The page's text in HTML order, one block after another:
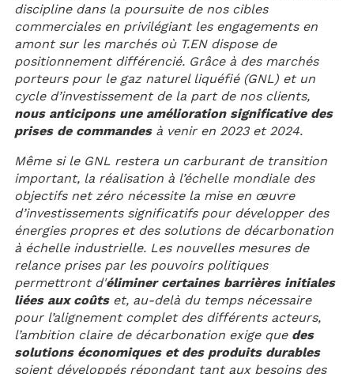
discipline dans la poursuite de nos cibles
commerciales en privilégiant les engagements en
amont sur les marchés où T.EN dispose de
positionnement différencié. Grâce à des marchés
porteurs pour le gaz naturel liquéfié (GNL) et un
cycle d’investissement de la part de nos clients,
nous anticipons une amélioration significative des
prises de commandesà venir en 2023 et 2024.
Même si le GNL restera un carburant de transition
important, la réalisation à l’échelle mondiale des
objectifs net zéro nécessite la mise en œuvre
d’investissements significatifs pour développer des
énergies propres et des solutions de décarbonation
à échelle industrielle. Les nouvelles mesures de
relance prises par les pouvoirs politiques
permettront d'éliminer certaines barrières initiales
liées aux coûtset, au-delà du temps nécessaire
pour l’alignement complet des différents acteurs,
l’ambition claire de décarbonation exige que des
solutions économiques et des produits durables
soient développés répondant tant aux besoins des